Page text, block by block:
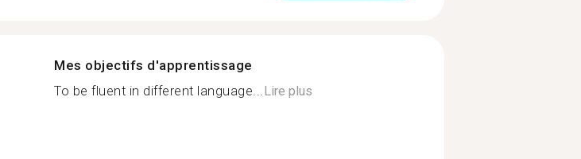
Mes objectifs d'apprentissage
To be fluent in different language...Lire plus